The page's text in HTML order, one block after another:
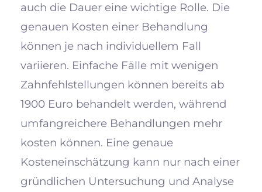
auch die Dauer eine wichtige Rolle. Die
genauen Kosten einer Behandlung
können je nach individuellem Fall
variieren. Einfache Fälle mit wenigen
Zahnfehlstellungen können bereits ab
1900 Euro behandelt werden, während
umfangreichere Behandlungen mehr
kosten können. Eine genaue
Kosteneinschätzung kann nur nach einer
gründlichen Untersuchung und Analyse